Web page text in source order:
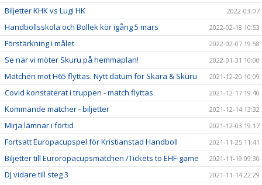
Biljetter KHK vs Lugi HK 2022-03-07
Handbollsskola och Bollek kör igång 5 mars 2022-02-18 10:53
Förstärkning i målet 2022-02-07 19:58
Se när vi möter Skuru på hemmaplan! 2022-01-31 10:00
Matchen mot H65 flyttas. Nytt datum för Skara & Skuru 2021-12-20 10:09
Covid konstaterat i truppen - match flyttas 2021-12-17 19:40
Kommande matcher - biljetter 2021-12-14 13:32
Mirja lämnar i förtid 2021-12-03 19:17
Fortsatt Europacupspel för Kristianstad Handboll 2021-11-25 11:41
Biljetter till Euroropacupsmatchen /Tickets to EHF-game 2021-11-19 09:30
DJ vidare till steg 3 2021-11-14 22:29